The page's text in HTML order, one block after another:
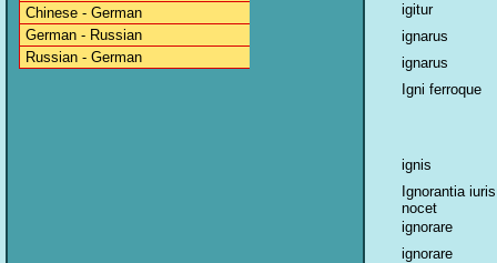
Chinese - German
German - Russian
Russian - German
igitur
ignarus
ignarus
Igni ferroque
ignis
Ignorantia iuris
nocet
ignorare
ignorare